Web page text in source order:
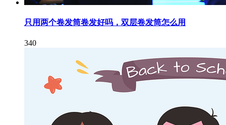
只用两个卷发筒卷发好吗，双层卷发筒怎么用
340